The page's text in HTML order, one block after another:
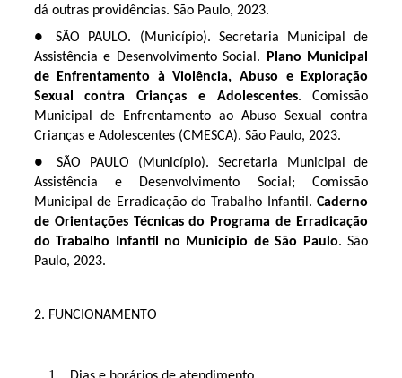
dá outras providências. São Paulo, 2023.
● SÃO PAULO. (Município). Secretaria Municipal de
Assistência e Desenvolvimento Social. Plano Municipal
de Enfrentamento à Violência, Abuso e Exploração
Sexual contra Crianças e Adolescentes. Comissão
Municipal de Enfrentamento ao Abuso Sexual contra
Crianças e Adolescentes (CMESCA). São Paulo, 2023.
● SÃO PAULO (Município). Secretaria Municipal de
Assistência e Desenvolvimento Social; Comissão
Municipal de Erradicação do Trabalho Infantil.Caderno
de Orientações Técnicas do Programa de Erradicação
do Trabalho Infantil no Município de São Paulo. São
Paulo, 2023.
2. FUNCIONAMENTO